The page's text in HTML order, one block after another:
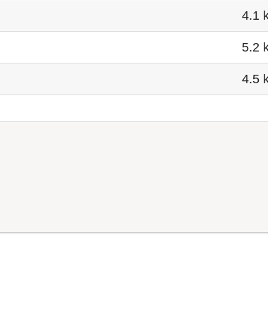
4.1
5.2
4.5